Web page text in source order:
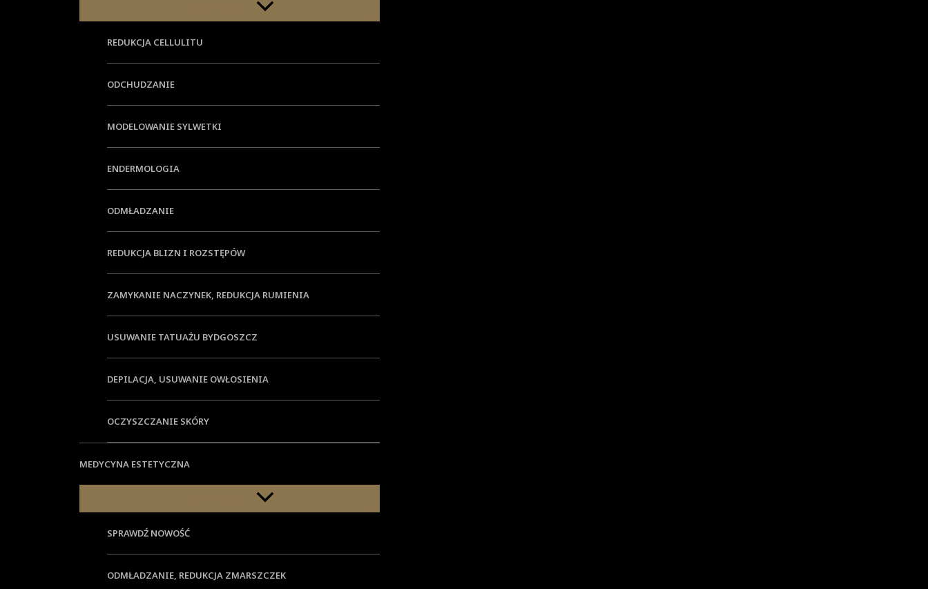
REDUKCJA CELLULITU
ODCHUDZANIE
MODELOWANIE SYLWETKI
ENDERMOLOGIA
ODMŁADZANIE
REDUKCJA BLIZN I ROZSTĘPÓW
ZAMYKANIE NACZYNEK, REDUKCJA RUMIENIA
USUWANIE TATUAŻU BYDGOSZCZ
DEPILACJA, USUWANIE OWŁOSIENIA
OCZYSZCZANIE SKÓRY
MEDYCYNA ESTETYCZNA
SPRAWDŹ NOWOŚĆ
ODMŁADZANIE, REDUKCJA ZMARSZCZEK